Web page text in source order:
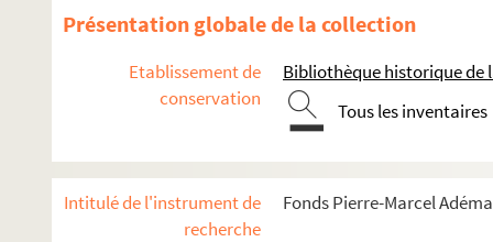
Présentation globale de la collection
Etablissement de
conservation
Bibliothèque historique de
Tous les inventaires
Intitulé de l'instrument de
recherche
Fonds Pierre-Marcel Adéma
4-MS-FS-17-0231.S.I.C.
Les soirées de Paris
8-MS-FS-17-0039. Guillaume Apollinaire.
Abonnements reçus
8-MS-FS-17-0046. Ainslie, Douglas